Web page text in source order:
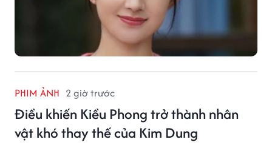
PHIM ẢNH 2 giờ trước
Điều khiến Kiều Phong trở thành nhân
vật khó thay thế của Kim Dung